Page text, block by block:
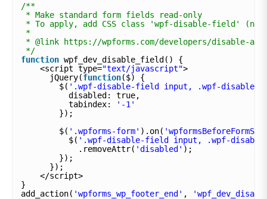
/**
* Make standard form fields read-only
* To apply, add CSS class 'wpf-disable-field'
*
* @link https://wpforms.com/developers/disable-
*/
function wpf_dev_disable_field() {
<script type="text/javascript">
jQuery(function($) {
$( '.wpf-disable-field input, .wpf-
disabled: true,
tabindex:
'-1'
});
$( '.wpforms-form' ).on(
$( '.wpf-disable-field input, .wpf-
.removeAttr( 'disabled' );
});
});
</script>
}
add_action( 'wpforms_wp_footer_end' ,